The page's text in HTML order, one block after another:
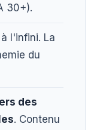
30+).
à l'infini. La
du
des
. Contenu